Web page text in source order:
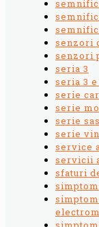
senzori
senzori
seria 3
seria 3 e
serie
serie
serie
serie vin
service
servicii
sfaturi